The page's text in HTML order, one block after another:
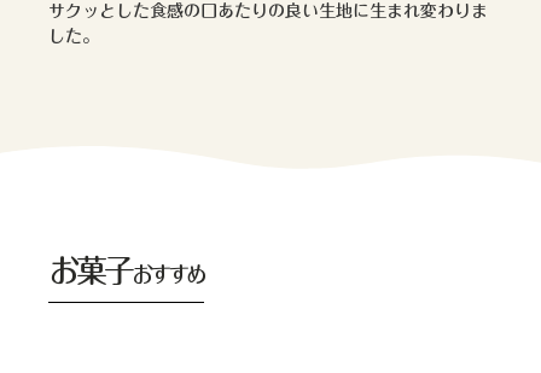
サクッとした食感の口あたりの良い生地に生まれ変わりま
した。
お菓子おすすめ